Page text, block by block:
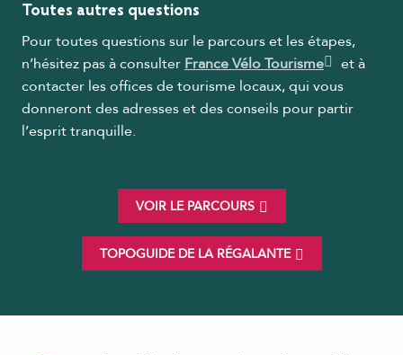
Toutes autres questions
Pour toutes questions sur le parcours et les étapes,
n’hésitez pas à consulterFrance Vélo Tourisme
et à
contacter les offices de tourisme locaux, qui vous
donneront des adresses et des conseils pour partir
l’esprit tranquille.
VOIR LE PARCOURS
TOPOGUIDE DE LA RÉGALANTE